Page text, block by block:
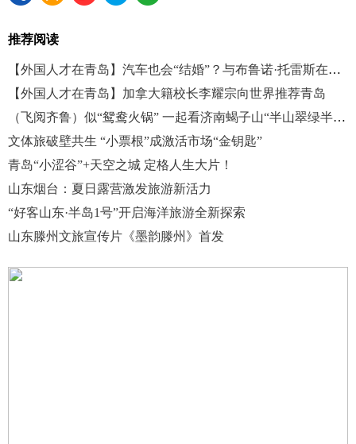
推荐阅读
【外国人才在青岛】汽车也会“结婚”？与布鲁诺·托雷斯在总装车间见证浪漫时刻
【外国人才在青岛】加拿大籍校长李耀宗向世界推荐青岛
（飞阅齐鲁）似“鸳鸯火锅” 一起看济南蝎子山“半山翠绿半山红”
文体旅破壁共生 “小票根”成激活市场“金钥匙”
青岛“小涩谷”+天空之城 定格人生大片！
山东烟台：夏日露营激发旅游新活力
“好客山东·半岛1号”开启海洋旅游全新探索
山东滕州文旅宣传片《墨韵滕州》首发